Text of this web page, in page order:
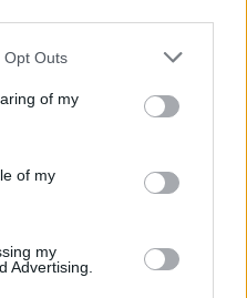
uses one or more Google
behaviour. You may click to
and its third-party tags to
purposes in below Google
Opt Outs
of my
of my
my
Advertising.
, interjú közgyűlés
belőle, most már
elutasítja